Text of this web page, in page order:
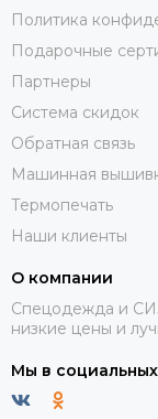
Политика
Подарочные
Партнеры
Система скидок
Обратная связь
Машинная
Термопечать
Наши клиенты
О компании
Спецодежда и
низкие цены и
Мы в